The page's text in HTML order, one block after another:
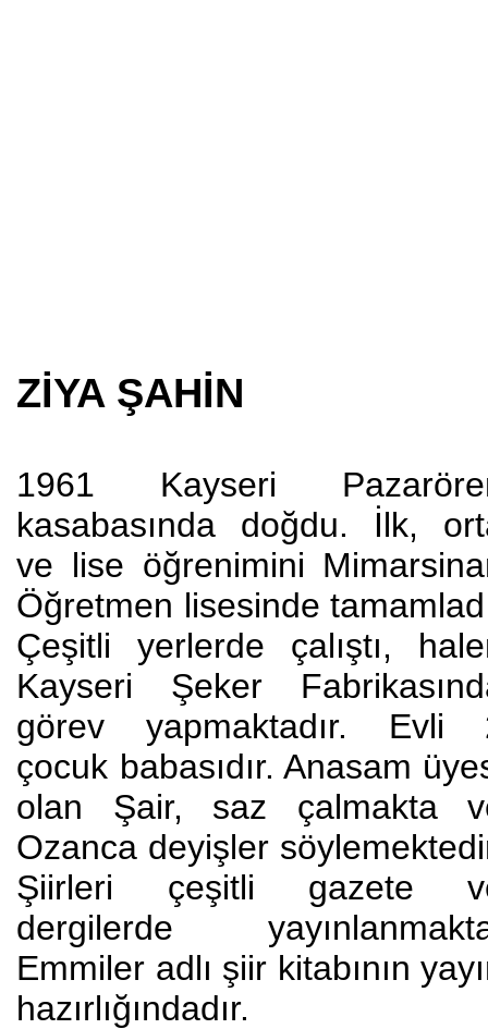
ZİYA ŞAHİN
1961 Kayseri
kasabasında doğdu. İlk,
ve lise öğrenimini
Öğretmen lisesinde
Çeşitli yerlerde çalıştı,
Kayseri Şeker
görev yapmaktadır. Evli
çocuk babasıdır. Anasam
olan Şair, saz çalmakta
Ozanca deyişler
Şiirleri çeşitli gazete
dergilerde
Emmiler adlı şiir kitabının
hazırlığındadır.